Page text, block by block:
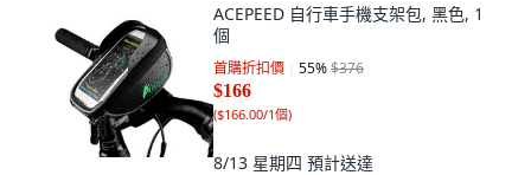
ACEPEED 自行車手機支架包, 黑色, 1
個
首購折扣價 55%$376
$166
($166.00/1個)
8/13 星期四 預計送達